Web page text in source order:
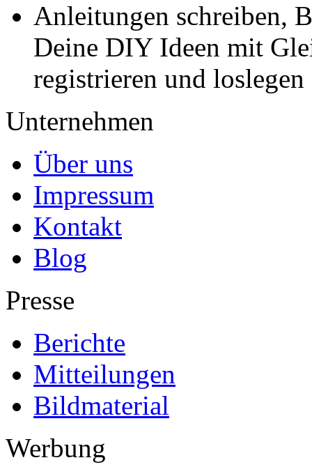
Anleitungen schreiben,
Deine DIY Ideen mit
registrieren und loslegen
Unternehmen
Über uns
Impressum
Kontakt
Blog
Presse
Berichte
Mitteilungen
Bildmaterial
Werbung